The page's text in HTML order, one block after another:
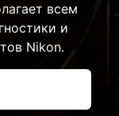
всем
и
Nikon.